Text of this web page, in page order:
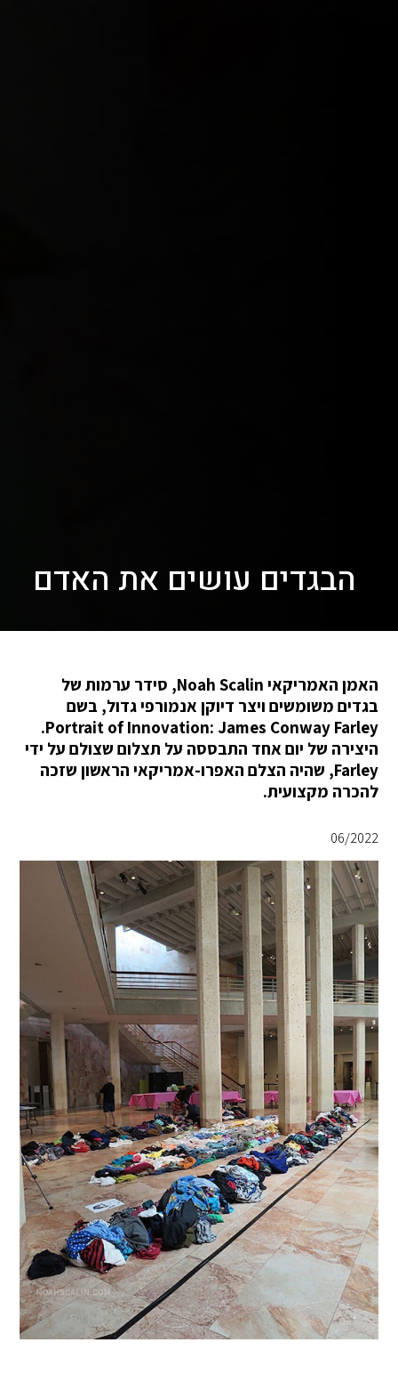
הבגדים עושים את האדם
האמן האמריקאי Noah Scalin, סידר ערמות של
בגדים משומשים ויצר דיוקן אנמורפי גדול, בשם
Portrait of Innovation: James Conway Farley.
היצירה של יום אחד התבססה על תצלום שצולם על ידי
Farley, שהיה הצלם האפרו-אמריקאי הראשון שזכה
להכרה מקצועית.
06/2022